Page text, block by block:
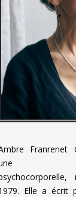
Franrenet
Elle a écrit